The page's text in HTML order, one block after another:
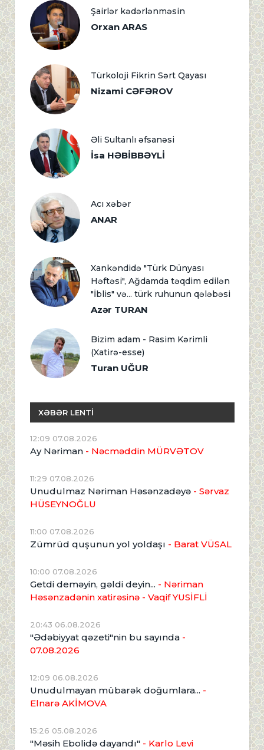
Şairlər kədərlənməsin
Orxan ARAS
Türkoloji Fikrin Sərt Qayası
Nizami CƏFƏROV
Əli Sultanlı əfsanəsi
İsa HƏBİBBƏYLİ
Acı xəbər
ANAR
Xankəndidə "Türk Dünyası
Həftəsi", Ağdamda təqdim edilən
"İblis" və... türk ruhunun qələbəsi
Azər TURAN
Bizim adam - Rasim Kərimli
(Xatirə-esse)
Turan UĞUR
XƏBƏR LENTİ
12:09 07.08.2026
Ay Nəriman - Nəcməddin MÜRVƏTOV
11:29 07.08.2026
Unudulmaz Nəriman Həsənzadəyə - Sərvaz
HÜSEYNOĞLU
11:00 07.08.2026
Zümrüd quşunun yol yoldaşı - Barat VÜSAL
10:00 07.08.2026
Getdi deməyin, gəldi deyin... - Nəriman
Həsənzadənin xatirəsinə - Vaqif YUSİFLİ
20:43 06.08.2026
"Ədəbiyyat qəzeti"nin bu sayında -
07.08.2026
12:09 06.08.2026
Unudulmayan mübarək doğumlara... -
Elnarə AKİMOVA
15:26 05.08.2026
"Məsih Ebolidə dayandı" - Karlo Levi